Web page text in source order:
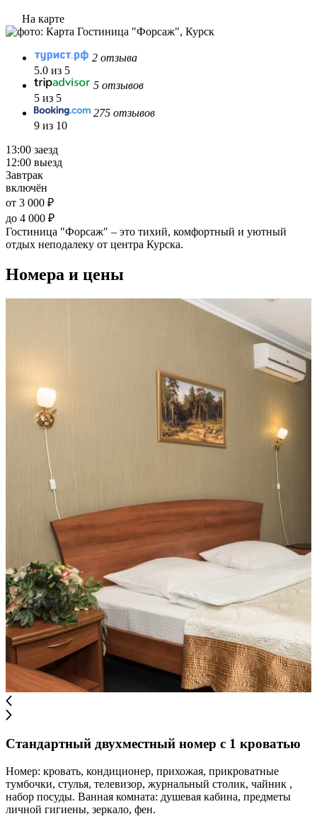
На карте
2 отзыва
5.0 из 5
5 отзывов
5 из 5
275 отзывов
9 из 10
13:00 заезд
12:00 выезд
Завтрак
включён
от 3 000 ₽
до 4 000 ₽
Гостиница "Форсаж" – это тихий, комфортный и уютный
отдых неподалеку от центра Курска.
Номера и цены
Стандартный двухместный номер с 1 кроватью
Номер: кровать, кондиционер, прихожая, прикроватные
тумбочки, стулья, телевизор, журнальный столик, чайник ,
набор посуды. Ванная комната: душевая кабина, предметы
личной гигиены, зеркало, фен.